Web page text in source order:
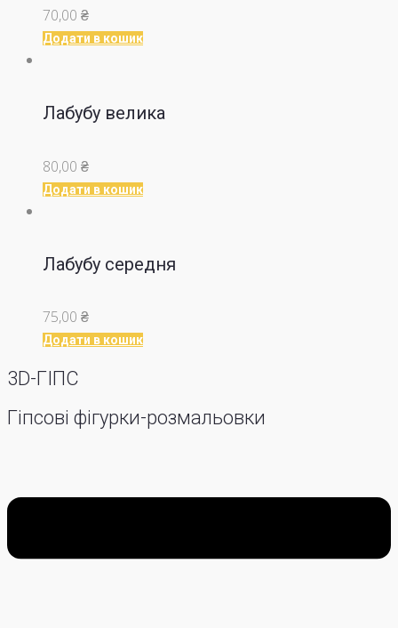
70,00 ₴
Додати в кошик
Лабубу велика
80,00 ₴
Додати в кошик
Лабубу середня
75,00 ₴
Додати в кошик
3D-ГІПС
Гіпсові фігурки-розмальовки